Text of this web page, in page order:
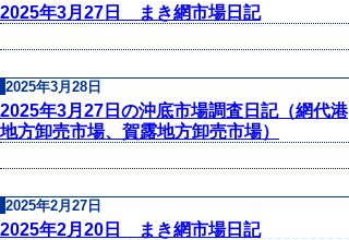
2025年3月27日 まき網市場日記
2025年3月28日
2025年3月27日の沖底市場調査日記（網代港
地方卸売市場、賀露地方卸売市場）
2025年2月27日
2025年2月20日 まき網市場日記